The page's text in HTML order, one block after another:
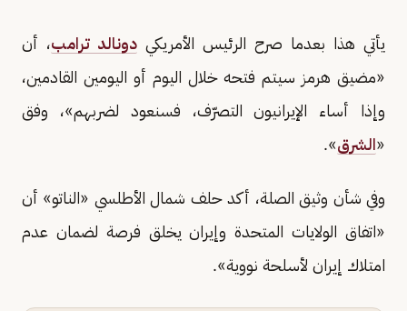
يأتي هذا بعدما صرح الرئيس الأمريكي دونالد ترامب، أن
«مضيق هرمز سيتم فتحه خلال اليوم أو اليومين القادمين،
وإذا أساء الإيرانيون التصرّف، فسنعود لضربهم»، وفق
«الشرق».
وفي شأن وثيق الصلة، أكد حلف شمال الأطلسي «الناتو» أن
«اتفاق الولايات المتحدة وإيران يخلق فرصة لضمان عدم
امتلاك إيران لأسلحة نووية».